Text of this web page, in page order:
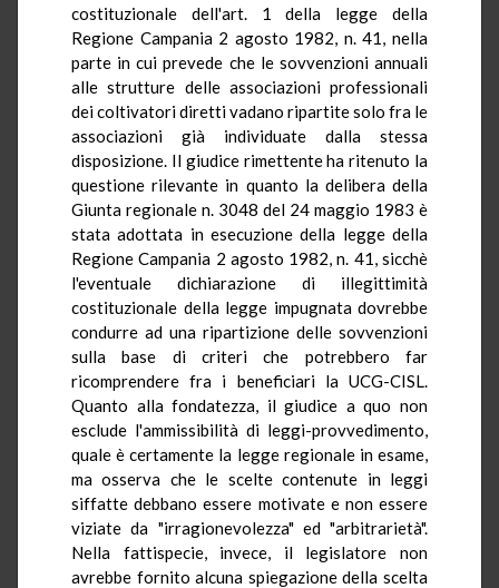
costituzionale dell'art. 1 della legge della
Regione Campania 2 agosto 1982, n. 41, nella
parte in cui prevede che le sovvenzioni annuali
alle strutture delle associazioni professionali
dei coltivatori diretti vadano ripartite solo fra le
associazioni già individuate dalla stessa
disposizione. Il giudice rimettente ha ritenuto la
questione rilevante in quanto la delibera della
Giunta regionale n. 3048 del 24 maggio 1983 è
stata adottata in esecuzione della legge della
Regione Campania 2 agosto 1982, n. 41, sicchè
l'eventuale dichiarazione di illegittimità
costituzionale della legge impugnata dovrebbe
condurre ad una ripartizione delle sovvenzioni
sulla base di criteri che potrebbero far
ricomprendere fra i beneficiari la UCG-CISL.
Quanto alla fondatezza, il giudice a quo non
esclude l'ammissibilità di leggi-provvedimento,
quale è certamente la legge regionale in esame,
ma osserva che le scelte contenute in leggi
siffatte debbano essere motivate e non essere
viziate da "irragionevolezza" ed "arbitrarietà".
Nella fattispecie, invece, il legislatore non
avrebbe fornito alcuna spiegazione della scelta